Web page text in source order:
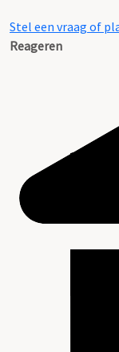
Stel een vraag of
Reageren